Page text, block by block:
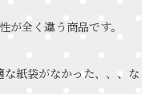
全く違う商品です。
紙袋がなかった、、、な